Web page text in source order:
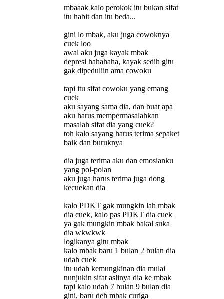
mbaaak kalo perokok itu bukan sifat
itu habit dan itu beda...
gini lo mbak, aku juga cowoknya
cuek loo
awal aku juga kayak mbak
depresi hahahaha, kayak sedih gitu
gak dipeduliin ama cowoku
tapi itu sifat cowoku yang emang
cuek
aku sayang sama dia, dan buat apa
aku harus mempermasalahkan
masalah sifat dia yang cuek?
toh kalo sayang harus terima sepaket
baik dan buruknya
dia juga terima aku dan emosianku
yang pol-polan
aku juga harus terima juga dong
kecuekan dia
kalo PDKT gak mungkin lah mbak
dia cuek, kalo pas PDKT dia cuek
ya gak mungkin mbak bakal suka
dia wkwkwk
logikanya gitu mbak
kalo mbak baru 1 bulan 2 bulan dia
udah cuek
itu udah kemungkinan dia mulai
nunjukin sifat aslinya dia ke mbak
tapi kalo udah 7 bulan 9 bulan dia
gini, baru deh mbak curiga